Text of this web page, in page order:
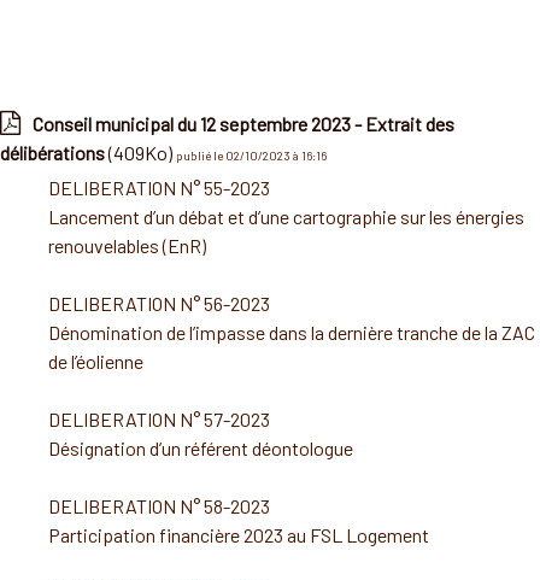
Conseil municipal du 12 septembre 2023 - Extrait des
délibérations(409Ko) publié le 02/10/2023 à 16:16
DELIBERATION N° 55-2023
Lancement d’un débat et d’une cartographie sur les énergies
renouvelables (EnR)
DELIBERATION N° 56-2023
Dénomination de l’impasse dans la dernière tranche de la ZAC
de l’éolienne
DELIBERATION N° 57-2023
Désignation d’un référent déontologue
DELIBERATION N° 58-2023
Participation financière 2023 au FSL Logement